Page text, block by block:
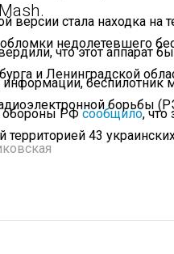
Mash.
версии стала находка на
недолетевшего
что этот аппарат
и Ленинградской
беспилотник
борьбы
обороны РФсообщило,
территорией 43